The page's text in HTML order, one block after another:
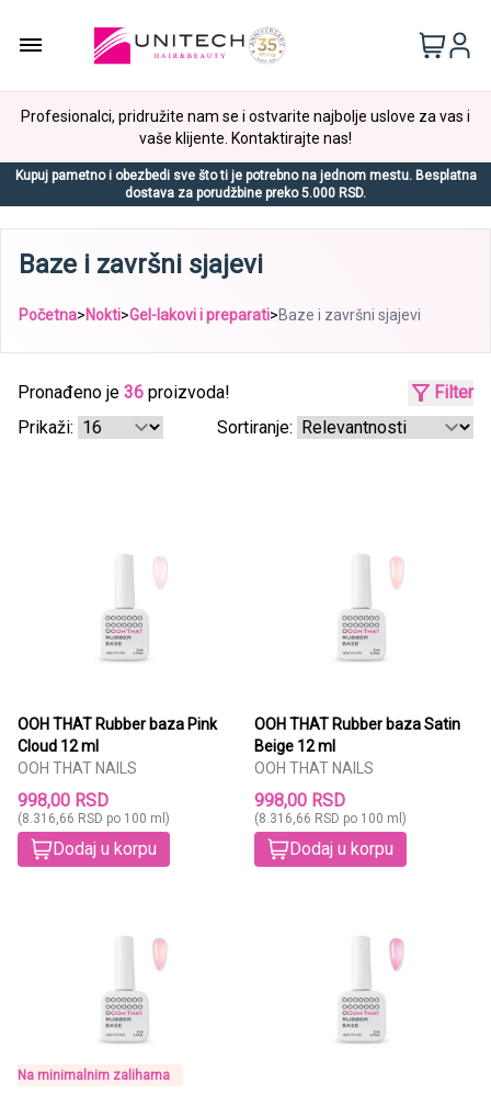
Profesionalci, pridružite nam se i ostvarite najbolje uslove za vas i
vaše klijente. Kontaktirajte nas!
Kupuj pametno i obezbedi sve što ti je potrebno na jednom mestu. Besplatna
dostava za porudžbine preko 5.000 RSD.
Baze i završni sjajevi
Početna>Nokti>Gel-lakovi i preparati>Baze i završni sjajevi
Pronađeno je 36 proizvoda!
Filter
Prikaži:
Sortiranje:
OOH THAT Rubber baza Pink
Cloud 12 ml
OOH THAT NAILS
998,00 RSD
(8.316,66 RSD po 100 ml)
Dodaj u korpu
OOH THAT Rubber baza Satin
Beige 12 ml
OOH THAT NAILS
998,00 RSD
(8.316,66 RSD po 100 ml)
Dodaj u korpu
Na minimalnim zalihama